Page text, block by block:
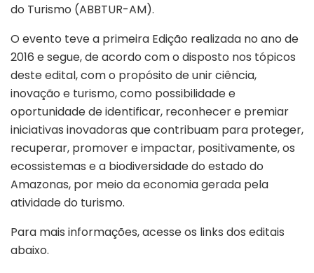
do Turismo (ABBTUR-AM).
O evento teve a primeira Edição realizada no ano de
2016 e segue, de acordo com o disposto nos tópicos
deste edital, com o propósito de unir ciência,
inovação e turismo, como possibilidade e
oportunidade de identificar, reconhecer e premiar
iniciativas inovadoras que contribuam para proteger,
recuperar, promover e impactar, positivamente, os
ecossistemas e a biodiversidade do estado do
Amazonas, por meio da economia gerada pela
atividade do turismo.
Para mais informações, acesse os links dos editais
abaixo.